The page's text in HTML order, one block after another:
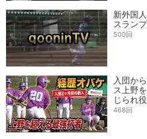
新外国
スランプ
500回
入団か
ス上野
じられ役
468回